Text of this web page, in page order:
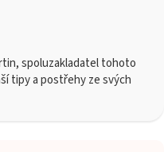
spoluzakladatel tohoto
tipy a postřehy ze svých